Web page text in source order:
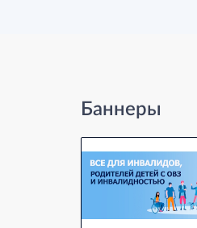
Баннеры